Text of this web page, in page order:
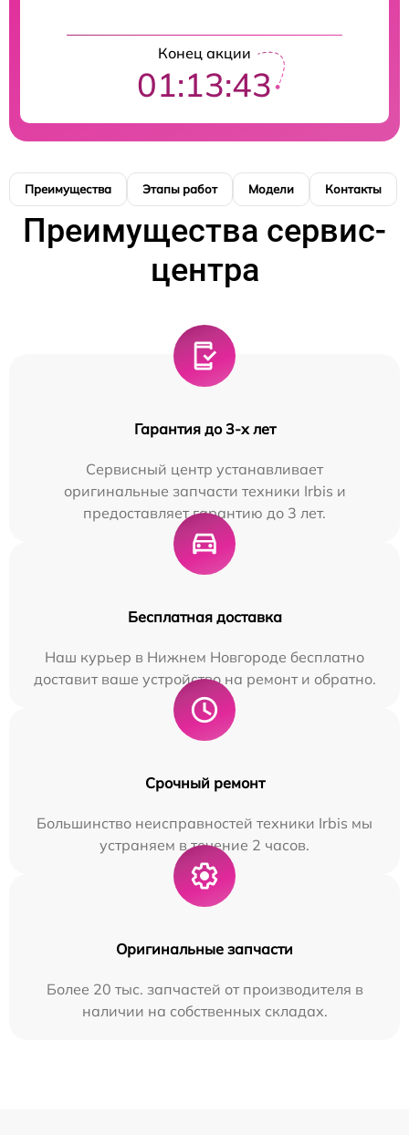
Конец акции
01:13:42
Преимущества Этапы работ Модели Контакты
Преимущества сервис-
центра
Гарантия до 3-х лет
Сервисный центр устанавливает
оригинальные запчасти техники Irbis и
предоставляет гарантию до 3 лет.
Бесплатная доставка
Наш курьер в Нижнем Новгороде бесплатно
доставит ваше устройство на ремонт и обратно.
Срочный ремонт
Большинство неисправностей техники Irbis мы
устраняем в течение 2 часов.
Оригинальные запчасти
Более 20 тыс. запчастей от производителя в
наличии на собственных складах.